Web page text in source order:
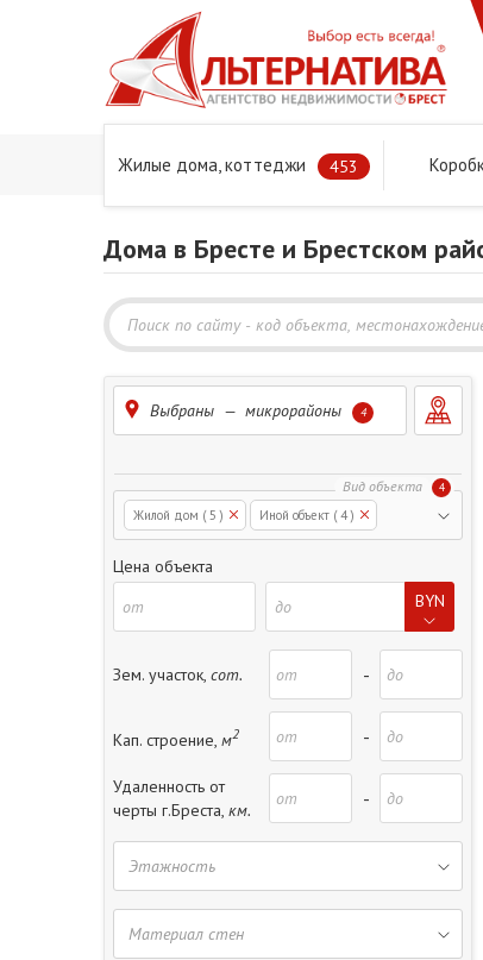
Жилые дома, коттеджи 453
Главная Предложения Дома в Бресте и
Дома в Бресте и Брестском
Выбраны — микрорайоны 4
Жилой дом ( 5 ) Иной объект ( 4 )
4
Цена объекта
BYN
Зем. участок, сот. -
Кап. строение, м2 -
Удаленность от
черты г.Бреста, км. -